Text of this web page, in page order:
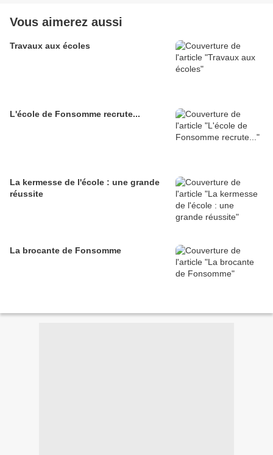
Vous aimerez aussi
Travaux aux écoles
L'école de Fonsomme recrute...
La kermesse de l'école : une grande
réussite
La brocante de Fonsomme